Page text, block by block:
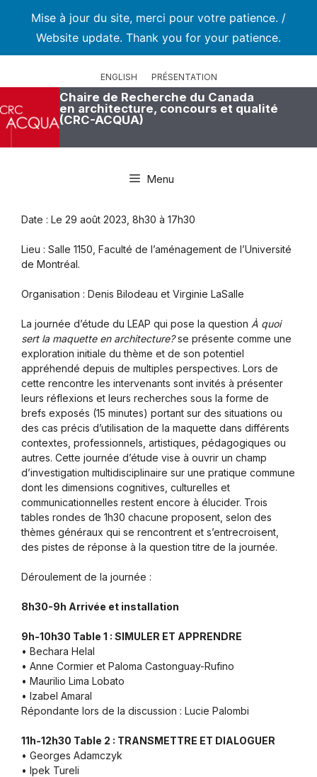
Mise à jour du site, merci pour votre patience. /
Website update. Thank you for your patience.
ENGLISH PRÉSENTATION
Chaire de Recherche du Canada
en architecture, concours et qualité
(CRC-ACQUA)
Menu
Date : Le 29 août 2023, 8h30 à 17h30
Lieu : Salle 1150, Faculté de l’aménagement de l’Université
de Montréal.
Organisation : Denis Bilodeau et Virginie LaSalle
La journée d’étude du LEAP qui pose la question À quoi
sert la maquette en architecture?se présente comme une
exploration initiale du thème et de son potentiel
appréhendé depuis de multiples perspectives. Lors de
cette rencontre les intervenants sont invités à présenter
leurs réflexions et leurs recherches sous la forme de
brefs exposés (15 minutes) portant sur des situations ou
des cas précis d’utilisation de la maquette dans différents
contextes, professionnels, artistiques, pédagogiques ou
autres. Cette journée d’étude vise à ouvrir un champ
d’investigation multidisciplinaire sur une pratique commune
dont les dimensions cognitives, culturelles et
communicationnelles restent encore à élucider. Trois
tables rondes de 1h30 chacune proposent, selon des
thèmes généraux qui se rencontrent et s’entrecroisent,
des pistes de réponse à la question titre de la journée.
Déroulement de la journée :
8h30-9h Arrivée et installation
9h-10h30 Table 1 : SIMULER ET APPRENDRE
• Bechara Helal
• Anne Cormier et Paloma Castonguay-Rufino
• Maurilio Lima Lobato
• Izabel Amaral
Répondante lors de la discussion : Lucie Palombi
11h-12h30 Table 2 : TRANSMETTRE ET DIALOGUER
• Georges Adamczyk
• Ipek Tureli